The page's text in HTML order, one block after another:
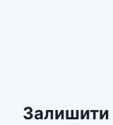
Залишити